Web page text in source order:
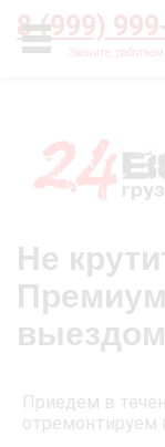
8 (999)
Главная О нас
Не
Приедем в
отремонтируем